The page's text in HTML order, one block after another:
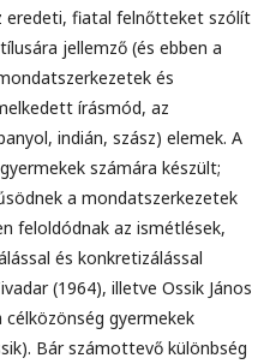
eredeti, fiatal felnőtteket szólít
jellemző (és ebben a
és
írásmód, az
indián, szász) elemek. A
számára készült;
a mondatszerkezetek
feloldódnak az ismétlések,
és konkretizálással
(1964), illetve Ossik János
gyermekek
Bár számottevő különbség